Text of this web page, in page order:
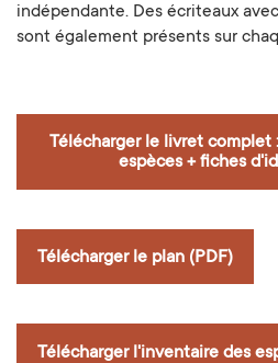
indépendante. Des écriteaux
sont également présents sur
Télécharger le livret complet
espèces + fiches
Télécharger le plan (PDF)
Télécharger l'inventaire des